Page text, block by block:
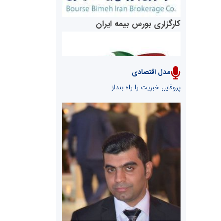
پایگاه خبری نهضت ملی مسکن
کارگزاری بورس بیمه ایران
سازمان بورس و اوراق بهادار
مرجع اخبار موثق در بازارسرمایه
مدل اقتصادی
پروفایل خبریت را راه بنداز